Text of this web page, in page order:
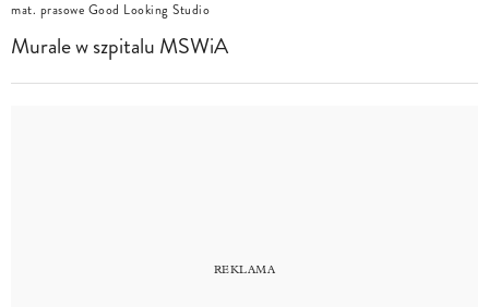
mat. prasowe Good Looking Studio
Murale w szpitalu MSWiA